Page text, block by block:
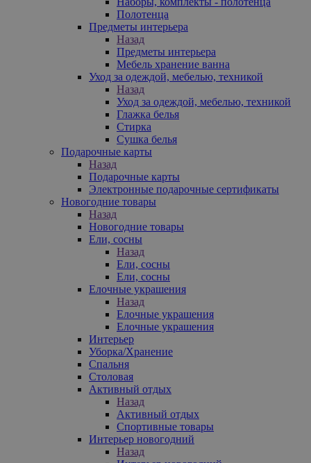
Полотенца
Предметы интерьера
Назад
Предметы интерьера
Мебель хранение ванна
Уход за одеждой, мебелью, техникой
Назад
Уход за одеждой, мебелью, техникой
Глажка белья
Стирка
Сушка белья
Подарочные карты
Назад
Подарочные карты
Электронные подарочные сертификаты
Новогодние товары
Назад
Новогодние товары
Ели, сосны
Назад
Ели, сосны
Ели, сосны
Елочные украшения
Назад
Елочные украшения
Елочные украшения
Интерьер
Уборка/Хранение
Спальня
Столовая
Активный отдых
Назад
Активный отдых
Спортивные товары
Интерьер новогодний
Назад